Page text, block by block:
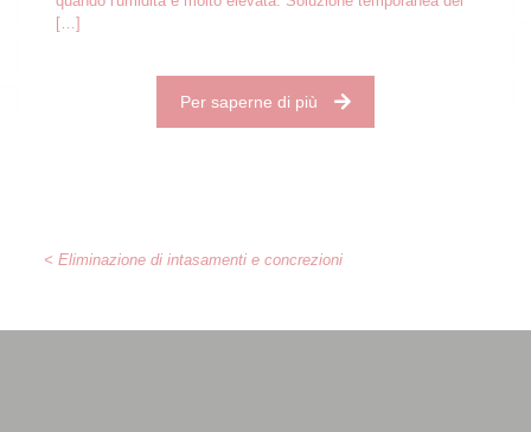
[…]
Per saperne di più
< Eliminazione di intasamenti e concrezioni